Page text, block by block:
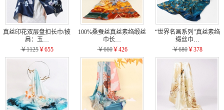
真丝印花双层盘扣长巾/披
肩：玉…
￥1125￥655
100%桑蚕丝真丝素绉缎丝
巾长…
￥660￥426
“世界名画系列”真丝素绉
缎丝巾…
￥680￥378